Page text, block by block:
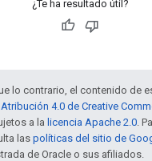
¿Te ha resultado útil?
lo contrario, el contenido de
4.0 de Creative
a la licencia Apache 2.0.
las políticas del sitio de
de Oracle o sus afiliados.